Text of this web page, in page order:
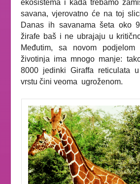
ekosistema i kada trebamo
savana, vjerovatno će na toj
Danas ih savanama šeta oko
žirafe baš i ne ubrajaju u
Međutim, sa novom
životinja ima mnogo manje:
8000 jedinkiGiraffa reticulata
vrstu čini veoma ugroženom.